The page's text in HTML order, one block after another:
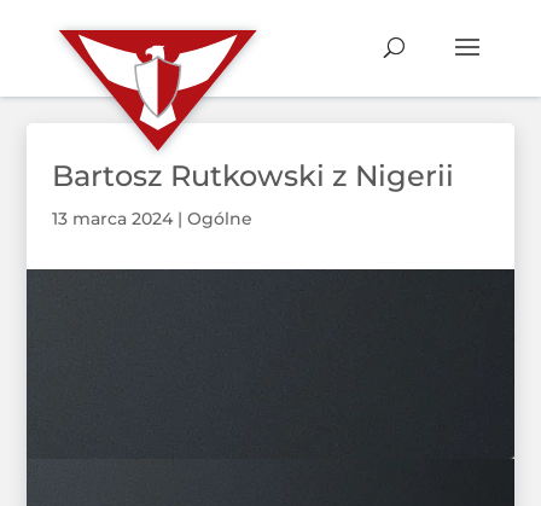
Bartosz Rutkowski z Nigerii
13 marca 2024| Ogólne